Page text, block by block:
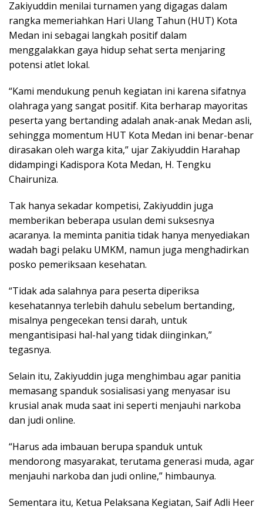
Zakiyuddin menilai turnamen yang digagas dalam
rangka memeriahkan Hari Ulang Tahun (HUT) Kota
Medan ini sebagai langkah positif dalam
menggalakkan gaya hidup sehat serta menjaring
potensi atlet lokal.
“Kami mendukung penuh kegiatan ini karena sifatnya
olahraga yang sangat positif. Kita berharap mayoritas
peserta yang bertanding adalah anak-anak Medan asli,
sehingga momentum HUT Kota Medan ini benar-benar
dirasakan oleh warga kita,” ujar Zakiyuddin Harahap
didampingi Kadispora Kota Medan, H. Tengku
Chairuniza.
Tak hanya sekadar kompetisi, Zakiyuddin juga
memberikan beberapa usulan demi suksesnya
acaranya. Ia meminta panitia tidak hanya menyediakan
wadah bagi pelaku UMKM, namun juga menghadirkan
posko pemeriksaan kesehatan.
“Tidak ada salahnya para peserta diperiksa
kesehatannya terlebih dahulu sebelum bertanding,
misalnya pengecekan tensi darah, untuk
mengantisipasi hal-hal yang tidak diinginkan,”
tegasnya.
Selain itu, Zakiyuddin juga menghimbau agar panitia
memasang spanduk sosialisasi yang menyasar isu
krusial anak muda saat ini seperti menjauhi narkoba
dan judi online.
“Harus ada imbauan berupa spanduk untuk
mendorong masyarakat, terutama generasi muda, agar
menjauhi narkoba dan judi online,” himbaunya.
Sementara itu, Ketua Pelaksana Kegiatan, Saif Adli Heer